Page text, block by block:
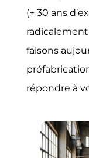
(+ 30 ans
faisons
répondre à